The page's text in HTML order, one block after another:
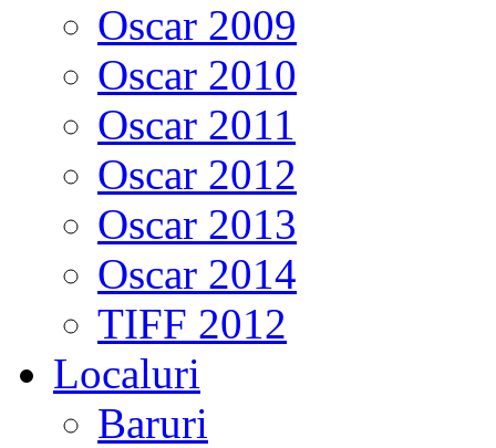
Oscar 2009
Oscar 2010
Oscar 2011
Oscar 2012
Oscar 2013
Oscar 2014
TIFF 2012
Localuri
Baruri